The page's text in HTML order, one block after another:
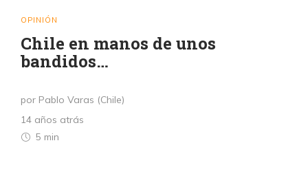
OPINIÓN
Chile en manos de unos
bandidos…
por Pablo Varas (Chile)
14 años atrás
5 min